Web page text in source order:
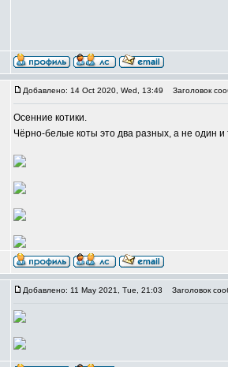
Добавлено: 14 Oct 2020, Wed, 13:49 Заголовок
Осенние котики.
Чёрно-белые коты это два разных, а не один
Добавлено: 11 May 2021, Tue, 21:03 Заголовок